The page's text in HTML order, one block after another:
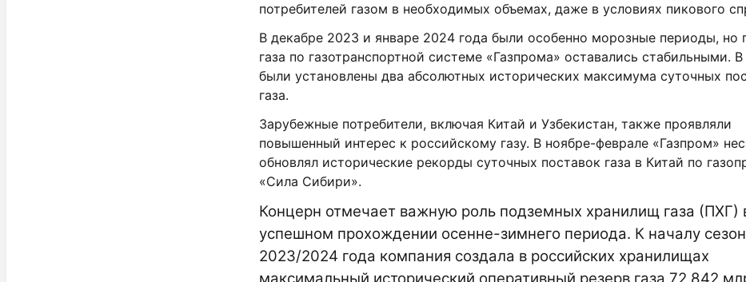
потребителей газом в необходимых объемах, даже в условиях пикового
В декабре 2023 и январе 2024 года были особенно морозные периоды, но
газа по газотранспортной системе «Газпрома» оставались стабильными.
были установлены два абсолютных исторических максимума суточных
газа.
Зарубежные потребители, включая Китай и Узбекистан, также проявляли
повышенный интерес к российскому газу. В ноябре-феврале «Газпром»
обновлял исторические рекорды суточных поставок газа в Китай по
«Сила Сибири».
Концерн отмечает важную роль подземных хранилищ газа (ПХГ)
успешном прохождении осенне-зимнего периода. К началу
2023/2024 года компания создала в российских хранилищах